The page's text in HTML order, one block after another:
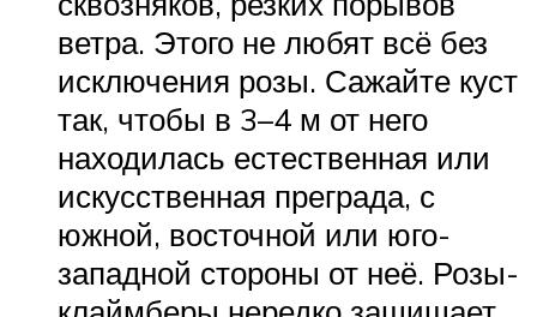
ветра. Этого не любят всё без
исключения розы. Сажайте куст
так, чтобы в 3–4 м от него
находилась естественная или
искусственная преграда, с
южной, восточной или юго-
западной стороны от неё. Розы-